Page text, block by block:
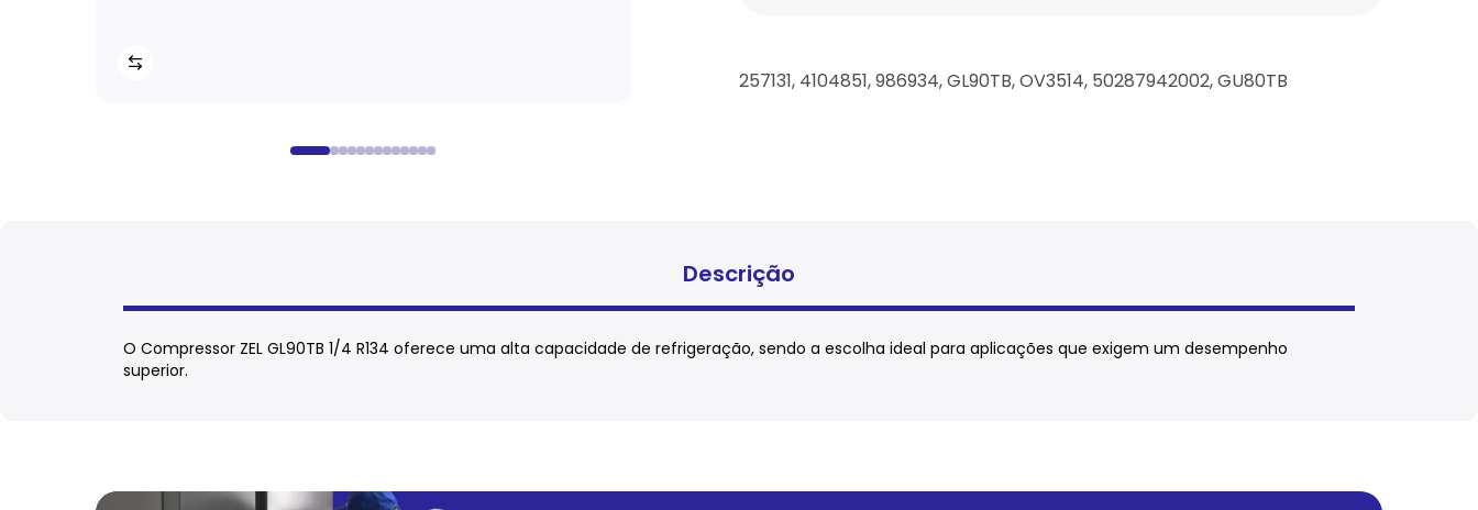
257131, 4104851, 986934, GL90TB, OV3514, 50287942002, GU80TB
Descrição
O Compressor ZEL GL90TB 1/4 R134 oferece uma alta capacidade de refrigeração, sendo a escolha ideal para aplicações que exigem um desempenho
superior.